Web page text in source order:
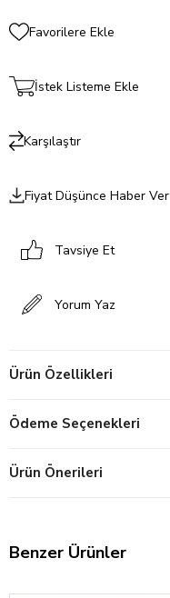
Favorilere Ekle
İstek Listeme Ekle
Karşılaştır
Fiyat Düşünce Haber Ver
Tavsiye Et
Yorum Yaz
Ürün Özellikleri
Ödeme Seçenekleri
Ürün Önerileri
Benzer Ürünler